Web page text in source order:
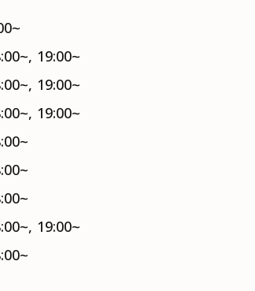
19:00~
19:00~
19:00~
19:00~